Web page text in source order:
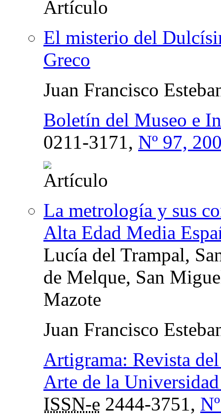
El misterio del
Greco
Juan Francisco
Boletín del Museo e
0211-3171, Nº 97,
La metrología y sus
Alta Edad Media
Lucía del Trampal,
de Melque, San
Mazote
Juan Francisco
Artigrama: Revista
Arte de la
ISSN-e 2444-3751,